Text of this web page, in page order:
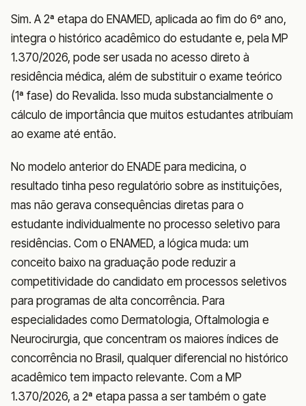
Sim. A 2ª etapa do ENAMED, aplicada ao fim do 6º ano,
integra o histórico acadêmico do estudante e, pela MP
1.370/2026, pode ser usada no acesso direto à
residência médica, além de substituir o exame teórico
(1ª fase) do Revalida. Isso muda substancialmente o
cálculo de importância que muitos estudantes atribuíam
ao exame até então.
No modelo anterior do ENADE para medicina, o
resultado tinha peso regulatório sobre as instituições,
mas não gerava consequências diretas para o
estudante individualmente no processo seletivo para
residências. Com o ENAMED, a lógica muda: um
conceito baixo na graduação pode reduzir a
competitividade do candidato em processos seletivos
para programas de alta concorrência. Para
especialidades como Dermatologia, Oftalmologia e
Neurocirurgia, que concentram os maiores índices de
concorrência no Brasil, qualquer diferencial no histórico
acadêmico tem impacto relevante. Com a MP
1.370/2026, a 2ª etapa passa a ser também o gate